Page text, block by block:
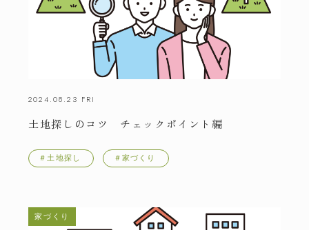
2024.08.23 FRI
土地探しのコツ チェックポイント編
＃土地探し ＃家づくり
家づくり